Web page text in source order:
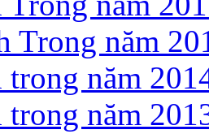
Trong năm
trong năm
trong năm